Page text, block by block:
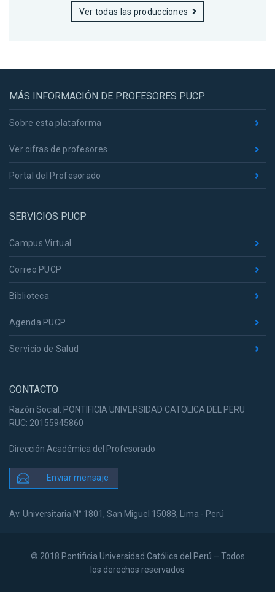
Ver todas las producciones
MÁS INFORMACIÓN DE PROFESORES PUCP
Sobre esta plataforma
Ver cifras de profesores
Portal del Profesorado
SERVICIOS PUCP
Campus Virtual
Correo PUCP
Biblioteca
Agenda PUCP
Servicio de Salud
CONTACTO
Razón Social: PONTIFICIA UNIVERSIDAD CATOLICA DEL PERU
RUC: 20155945860
Dirección Académica del Profesorado
Enviar mensaje
Av. Universitaria N° 1801, San Miguel 15088, Lima - Perú
© 2018 Pontificia Universidad Católica del Perú – Todos
los derechos reservados